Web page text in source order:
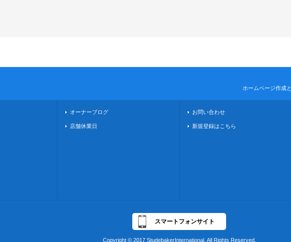
ホームページ作成
オーナーブログ
店舗休業日
お問い合わせ
新規登録はこちら
スマートフォンサイト
Copyright © 2017 StudebakerInternational, All Rights Reserved.